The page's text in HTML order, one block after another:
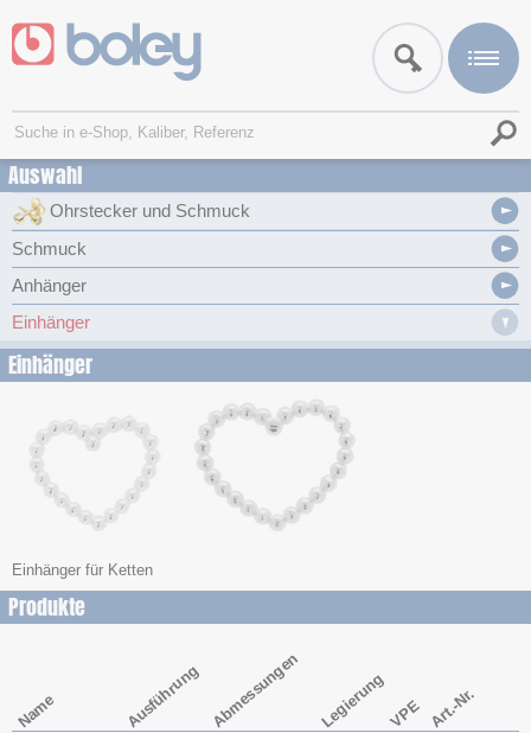
Auswahl
Ohrstecker und Schmuck
Schmuck
Anhänger
Einhänger
Einhänger
Einhänger für Ketten
Produkte
Name Ausführung Abmessungen LegierungVPE Art.-Nr.